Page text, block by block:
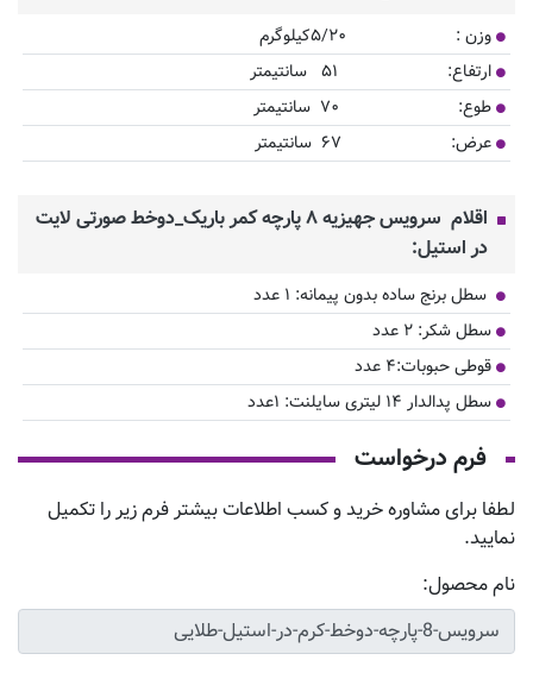
وزن : ۵/۲۰کیلوگرم
ارتفاع: ۵۱ سانتیمتر
طوع: ۷۰ سانتیمتر
عرض: ۶۷ سانتیمتر
اقلام سرویس جهیزیه ۸ پارچه کمر باریک_دوخط صورتی لایت
در استیل:
سطل برنج ساده بدون پیمانه: ۱ عدد
سطل شکر: ۲ عدد
قوطی حبوبات:۴ عدد
سطل پدالدار ۱۴ لیتری سایلنت: ۱عدد
فرم درخواست
لطفا برای مشاوره خرید و کسب اطلاعات بیشتر فرم زیر را تکمیل
نمایید.
نام محصول: